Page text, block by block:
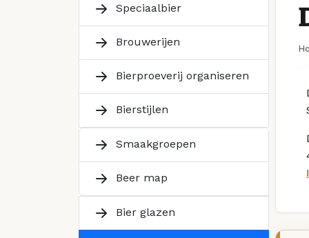
Speciaalbier
Brouwerijen
Bierproeverij organiseren
Bierstijlen
Smaakgroepen
Beer map
Bier glazen